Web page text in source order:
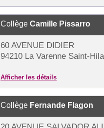
Collège Camille Pissarro
60 AVENUE DIDIER
94210 La Varenne Saint-
Afficher les détails
Collège Fernande Flagon